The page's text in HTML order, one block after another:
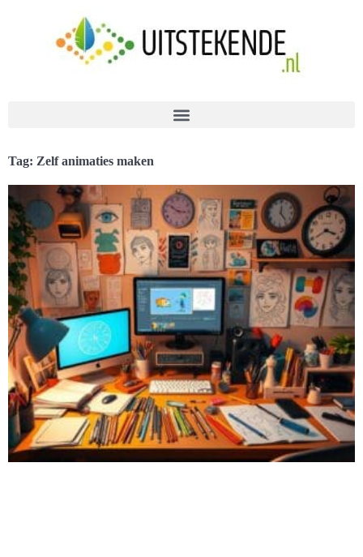
Tag: Zelf animaties maken